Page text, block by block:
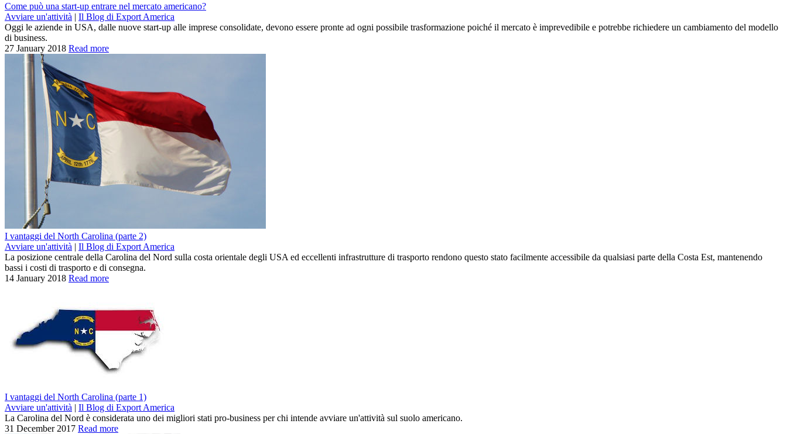
Come può una start-up entrare nel mercato americano?
Avviare un'attività | Il Blog di Export America
Oggi le aziende in USA, dalle nuove start-up alle imprese consolidate, devono essere pronte ad ogni possibile trasformazione poiché il mercato è imprevedibile e potrebbe richiedere un cambiamento del modello
di business.
27 January 2018 Read more
I vantaggi del North Carolina (parte 2)
Avviare un'attività | Il Blog di Export America
La posizione centrale della Carolina del Nord sulla costa orientale degli USA ed eccellenti infrastrutture di trasporto rendono questo stato facilmente accessibile da qualsiasi parte della Costa Est, mantenendo
bassi i costi di trasporto e di consegna.
14 January 2018 Read more
I vantaggi del North Carolina (parte 1)
Avviare un'attività | Il Blog di Export America
La Carolina del Nord è considerata uno dei migliori stati pro-business per chi intende avviare un'attività sul suolo americano.
31 December 2017 Read more